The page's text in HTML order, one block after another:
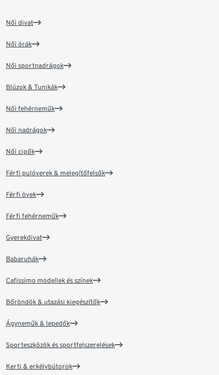
Női divat
Női órák
Női sportnadrágok
Blúzok & Tunikák
Női fehérneműk
Női nadrágok
Női cipők
Férfi pulóverek & melegítőfelsők
Férfi övek
Férfi fehérneműk
Gyerekdivat
Babaruhák
Cafissimo modellek és színek
Bőröndök & utazási kiegészítők
Ágyneműk & lepedők
Sporteszközök és sportfelszerelések
Kerti & erkélybútorok